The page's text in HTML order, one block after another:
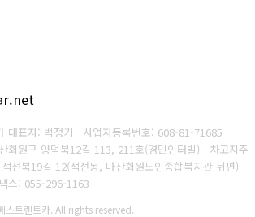
대표자: 백정기 사업자등록번호: 608-81-71685
회원구 양덕북12길 113, 211호(경민인터빌) 차고지주
전북19길 12(석전동, 마산회원노인종합복지관 뒤편)
팩스: 055-296-1163
트렌트카. All rights reserved.